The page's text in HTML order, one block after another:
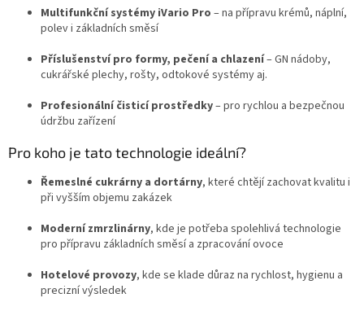
Multifunkční systémy iVario Pro – na přípravu krémů, náplní,
polev i základních směsí
Příslušenství pro formy, pečení a chlazení– GN nádoby,
cukrářské plechy, rošty, odtokové systémy aj.
Profesionální čisticí prostředky– pro rychlou a bezpečnou
údržbu zařízení
Pro koho je tato technologie ideální?
Řemeslné cukrárny a dortárny, které chtějí zachovat kvalitu i
při vyšším objemu zakázek
Moderní zmrzlinárny, kde je potřeba spolehlivá technologie
pro přípravu základních směsí a zpracování ovoce
Hotelové provozy, kde se klade důraz na rychlost, hygienu a
precizní výsledek